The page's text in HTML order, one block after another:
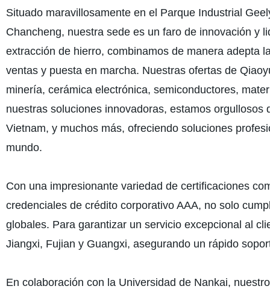
Situado maravillosamente en el Parque Industrial
Chancheng, nuestra sede es un faro de innovación y
extracción de hierro, combinamos de manera adepta
ventas y puesta en marcha. Nuestras ofertas de
minería, cerámica electrónica, semiconductores,
nuestras soluciones innovadoras, estamos
Vietnam, y muchos más, ofreciendo soluciones
mundo.
Con una impresionante variedad de certificaciones
credenciales de crédito corporativo AAA, no solo
globales. Para garantizar un servicio excepcional al
Jiangxi, Fujian y Guangxi, asegurando un rápido
En colaboración con la Universidad de Nankai,